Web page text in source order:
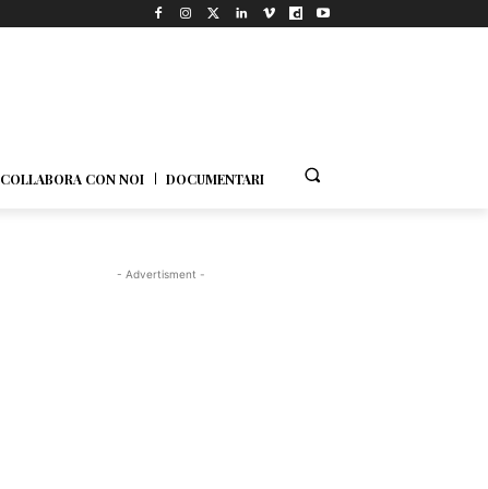
COLLABORA CON NOI DOCUMENTARI
- Advertisment -